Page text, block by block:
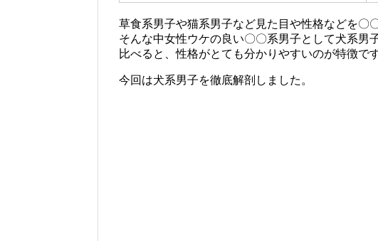
草食系男子や猫系男子など見た目や性格などを〇
そんな中女性ウケの良い〇〇系男子として犬系男
比べると、性格がとても分かりやすいのが特徴です
今回は犬系男子を徹底解剖しました。